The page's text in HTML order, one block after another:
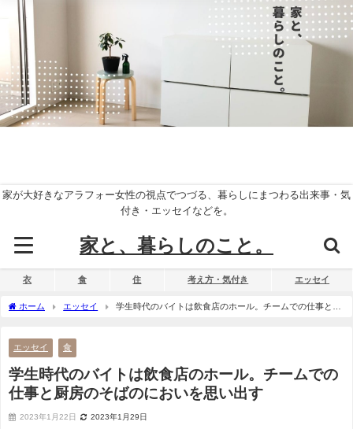
家が大好きなアラフォー女性の視点でつづる、暮らしにまつわる出来事・気
付き・エッセイなどを。
家と、暮らしのこと。
衣 食 住 考え方・気付き エッセイ
ホーム エッセイ
学生時代のバイトは飲食店のホール。チームでの仕事と厨
エッセイ 食
学生時代のバイトは飲食店のホール。チームでの
仕事と厨房のそばのにおいを思い出す
2023年1月22日 2023年1月29日